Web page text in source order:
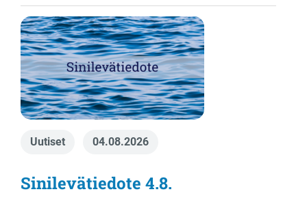
Uutiset 04.08.2026
Sinilevätiedote 4.8.